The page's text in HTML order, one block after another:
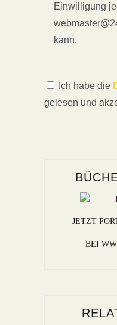
Einwilligung
kann.
Ich habe die
gelesen und
JETZT
BEI